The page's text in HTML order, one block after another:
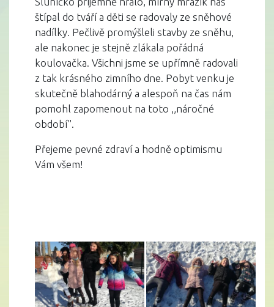
štípal do tváří a děti se radovaly ze sněhové
nadílky. Pečlivě promýšleli stavby ze sněhu,
ale nakonec je stejně zlákala pořádná
koulovačka. Všichni jsme se upřímně radovali
z tak krásného zimního dne. Pobyt venku je
skutečně blahodárný a alespoň na čas nám
pomohl zapomenout na toto ,,náročné
období".
Přejeme pevné zdraví a hodně optimismu
Vám všem!